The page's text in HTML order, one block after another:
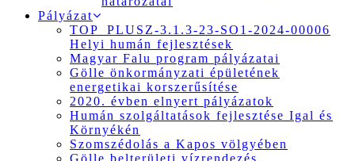
Pályázat
TOP_PLUSZ-3.1.3-23-SO1-2024-00006
Helyi humán fejlesztések
Magyar Falu program pályázatai
Gölle önkormányzati épületének
energetikai korszerűsítése
2020. évben elnyert pályázatok
Humán szolgáltatások fejlesztése Igal és
Környékén
Szomszédolás a Kapos völgyében
Gölle belterületi vízrendezés